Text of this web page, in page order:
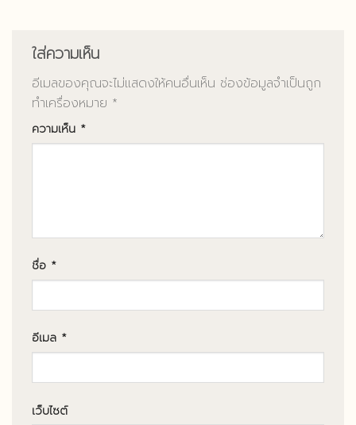
ใส่ความเห็น
อีเมลของคุณจะไม่แสดงให้คนอื่นเห็น ช่องข้อมูลจำเป็นถูก
ทำเครื่องหมาย *
ความเห็น *
ชื่อ *
อีเมล *
เว็บไซต์